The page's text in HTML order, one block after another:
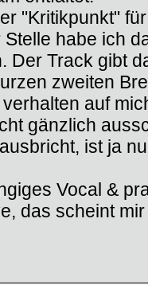
"Kritikpunkt"
Stelle habe ich
Der Track gibt
zweiten
auf
gänzlich
ist ja
Vocal &
das scheint